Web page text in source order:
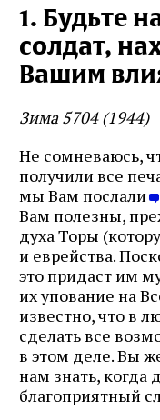
1. Будьте
солдат,
Вашим
Зима 5704 (1944)
Не сомневаюсь,
получили все
мы Вам послали
Вам полезны,
духа Торы
и еврейства.
это придаст им
их упование на
известно, что в
сделать все
в этом деле. Вы
нам знать, когда
благоприятный